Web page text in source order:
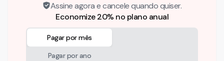
Assine agora e cancele quando quiser.
Economize 20% no plano anual
Pagar por mês
Pagar por ano